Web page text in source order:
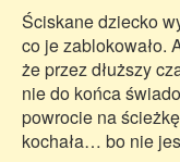
Ściskane dziecko
co je zablokowało.
że przez dłuższy
nie do końca
powrocie na
kochała… bo nie